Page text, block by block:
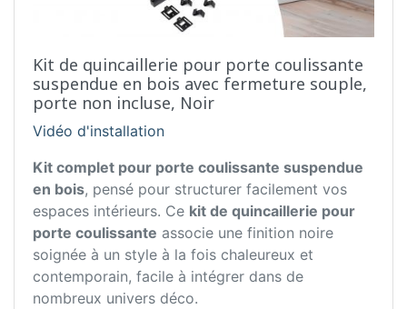
Kit de quincaillerie pour porte coulissante
suspendue en bois avec fermeture souple,
porte non incluse, Noir
Vidéo d'installation
Kit complet pour porte coulissante suspendue
en bois, pensé pour structurer facilement vos
espaces intérieurs. Ce kit de quincaillerie pour
porte coulissante associe une finition noire
soignée à un style à la fois chaleureux et
contemporain, facile à intégrer dans de
nombreux univers déco.